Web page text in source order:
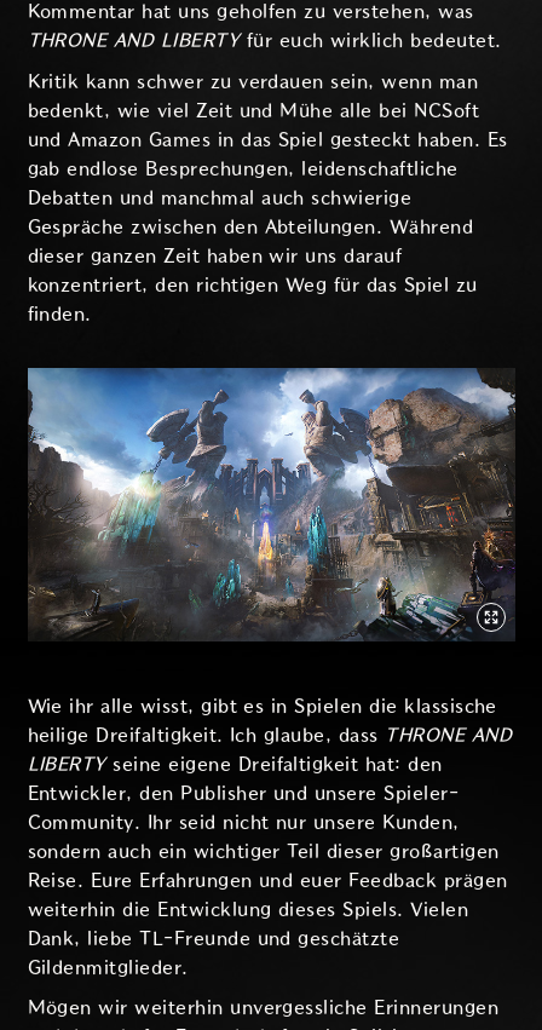
Kommentar hat uns geholfen zu verstehen, was
THRONE AND LIBERTYfür euch wirklich bedeutet.
Kritik kann schwer zu verdauen sein, wenn man
bedenkt, wie viel Zeit und Mühe alle bei NCSoft
und Amazon Games in das Spiel gesteckt haben. Es
gab endlose Besprechungen, leidenschaftliche
Debatten und manchmal auch schwierige
Gespräche zwischen den Abteilungen. Während
dieser ganzen Zeit haben wir uns darauf
konzentriert, den richtigen Weg für das Spiel zu
finden.
Wie ihr alle wisst, gibt es in Spielen die klassische
heilige Dreifaltigkeit. Ich glaube, dass THRONE AND
LIBERTYseine eigene Dreifaltigkeit hat: den
Entwickler, den Publisher und unsere Spieler-
Community. Ihr seid nicht nur unsere Kunden,
sondern auch ein wichtiger Teil dieser großartigen
Reise. Eure Erfahrungen und euer Feedback prägen
weiterhin die Entwicklung dieses Spiels. Vielen
Dank, liebe TL-Freunde und geschätzte
Gildenmitglieder.
Mögen wir weiterhin unvergessliche Erinnerungen